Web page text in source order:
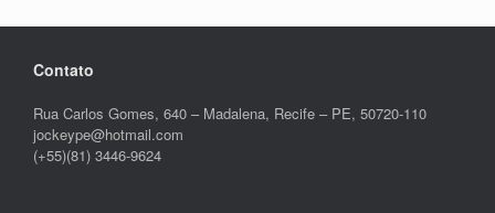
Contato
Rua Carlos Gomes, 640 – Madalena, Recife – PE, 50720-110
jockeype@hotmail.com
(+55)(81) 3446-9624